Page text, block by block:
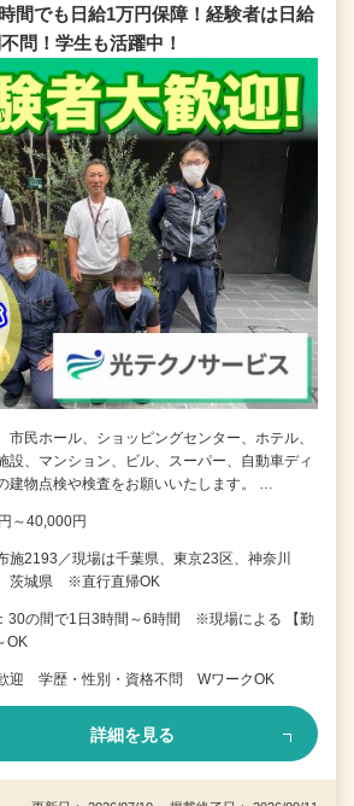
間でも日給1万円保障！経験者は日給
問！学生も活躍中！
市民ホール、ショッピングセンター、ホテル、
設、マンション、ビル、スーパー、自動車ディ
建物点検や検査をお願いいたします。 …
～40,000円
施2193／現場は千葉県、東京23区、神奈川
茨城県 ※直行直帰OK
30の間で1日3時間～6時間 ※現場による 【勤
OK
迎 学歴・性別・資格不問 WワークOK
詳細を見る